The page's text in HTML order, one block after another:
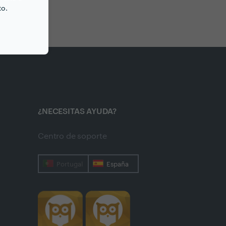
¿NECESITAS AYUDA?
Centro de soporte
Portugal España